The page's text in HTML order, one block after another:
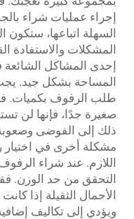
إجراء عمليات شراء
السهلة اتباعها،
المشكلات والاستفادة
إحدى المشاكل
المساحة بشكل جيد.
طلب الرفوف بكميات.
صغيرة جدًا، فإنها لن
ذلك إلى الفوضى وصعوبة
مشكلة أخرى في اختيار
اللازم. عند شراء
التحقق من حد الوزن.
الأحمال الثقيلة إذا
ويؤدي إلى تكاليف